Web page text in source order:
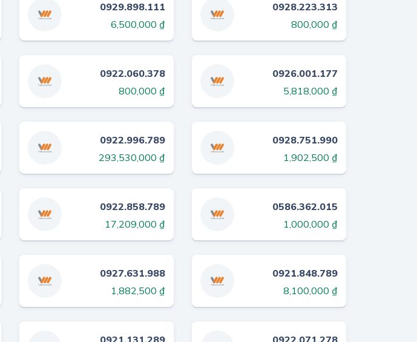
0929.898.111
6,500,000 ₫
0928.223.313
800,000 ₫
0922.060.378
800,000 ₫
0926.001.177
5,818,000 ₫
0922.996.789
293,530,000 ₫
0928.751.990
1,902,500 ₫
0922.858.789
17,209,000 ₫
0586.362.015
1,000,000 ₫
0927.631.988
1,882,500 ₫
0921.848.789
8,100,000 ₫
0921.131.289
0922.071.278